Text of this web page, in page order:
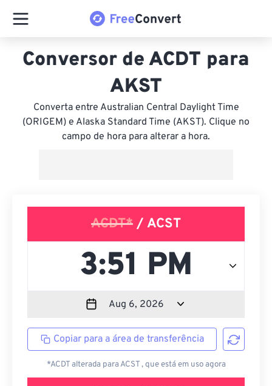
Conversor de ACDT para
AKST
Converta entre Australian Central Daylight Time
(ORIGEM) e Alaska Standard Time (AKST). Clique no
campo de hora para alterar a hora.
ACDT* / ACST
Copiar para a área de transferência
*ACDT alterada para ACST , que está em uso agora